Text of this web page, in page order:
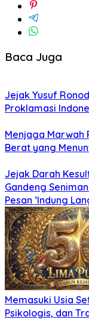
Baca Juga
Jejak Yusuf
Proklamasi
Menjaga Marwah
Berat yang
Jejak Darah
Gandeng
Pesan ‘Indung
Memasuki Usia
Psikologis, dan